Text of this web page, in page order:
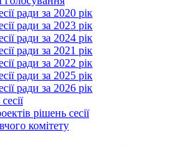
ради за 2020 рік
ради за 2023 рік
ради за 2024 рік
ради за 2021 рік
ради за 2022 рік
ради за 2025 рік
ради за 2026 рік
рішень сесії
комітету